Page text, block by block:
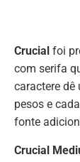
Crucial foi
com serifa
caractere dê
pesos e
fonte
Crucial